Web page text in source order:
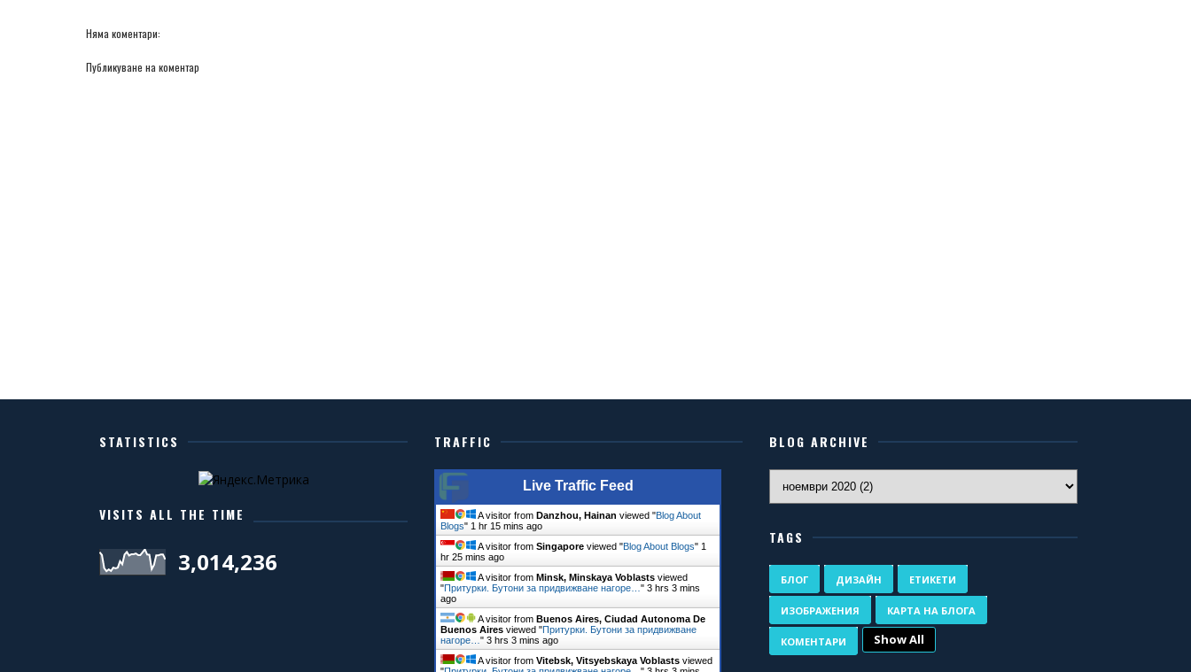
Няма коментари:
Публикуване на коментар
STATISTICS
VISITS ALL THE TIME
3,014,236
TRAFFIC
Live Traffic Feed
A visitor from Danzhou, Hainan viewed "Blog About
Blogs" 1 hr 15 mins ago
A visitor from Singapore viewed "Blog About Blogs" 1
hr 25 mins ago
A visitor from Minsk, Minskaya Voblasts viewed
"Притурки. Бутони за придвижване нагоре… " 3 hrs 3 mins
ago
A visitor from Buenos Aires, Ciudad Autonoma De
Buenos Aires viewed "Притурки. Бутони за придвижване
нагоре… " 3 hrs 3 mins ago
A visitor from Vitebsk, Vitsyebskaya Voblasts viewed
BLOG ARCHIVE
TAGS
БЛОГ ДИЗАЙН ЕТИКЕТИ
ИЗОБРАЖЕНИЯ КАРТА НА БЛОГА
КОМЕНТАРИ Show All